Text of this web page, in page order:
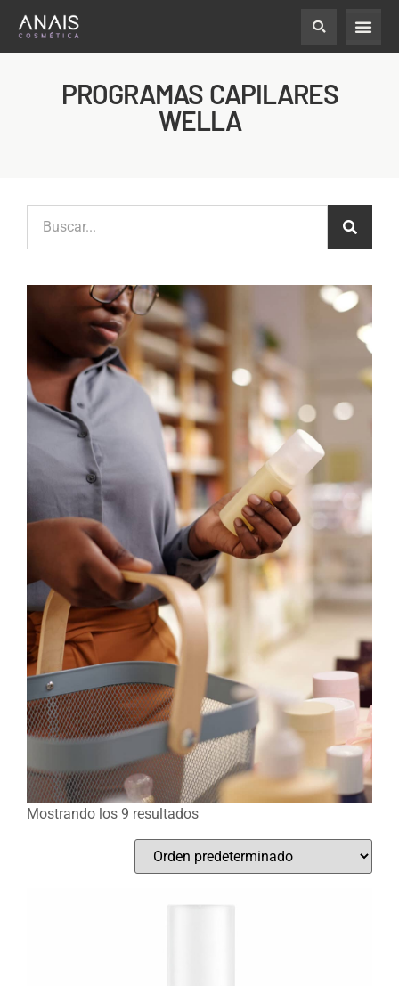
PROGRAMAS CAPILARES
WELLA
Mostrando los 9 resultados